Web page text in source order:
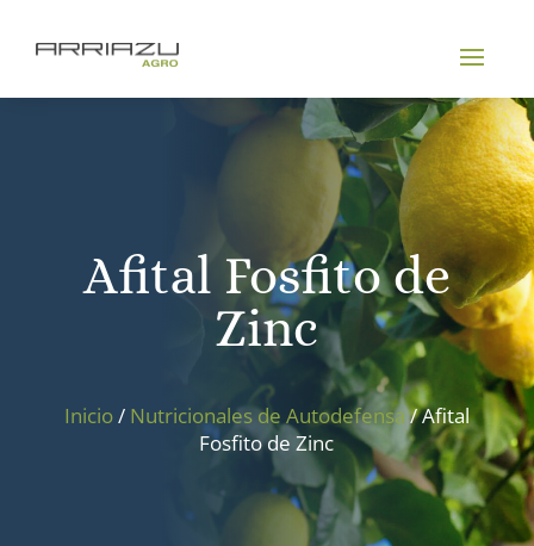
Afital Fosfito de
Zinc
Inicio/ Nutricionales de Autodefensa/ Afital
Fosfito de Zinc